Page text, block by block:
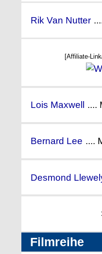
Rik Van Nutter
[Affiliate-
Lois Maxwell ....
Bernard Lee ....
Desmond
Filmreihe